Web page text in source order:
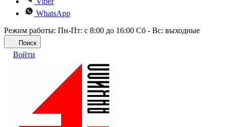
WhatsApp
Режим работы: Пн-Пт: с 8:00 до 16:00 Сб - Вс: выходные
Поиск
Войти